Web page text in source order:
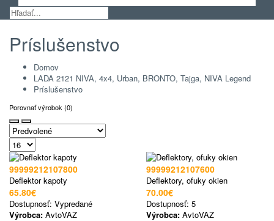
Príslušenstvo
Domov
LADA 2121 NIVA, 4x4, Urban, BRONTO, Tajga, NIVA Legend
Príslušenstvo
Porovnať výrobok (0)
99999212107800
Deflektor kapoty
65.80€
Dostupnosť: Vypredané
Výrobca: AvtoVAZ
99999212107600
Deflektory, ofuky okien
70.00€
Dostupnosť: 5
Výrobca: AvtoVAZ